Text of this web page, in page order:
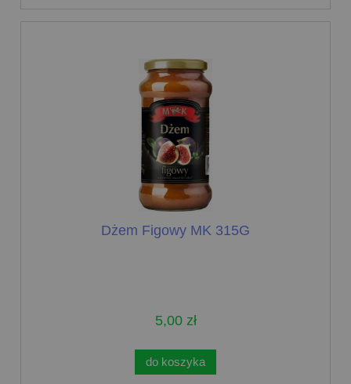
Dżem Figowy MK 315G
5,00 zł
do koszyka